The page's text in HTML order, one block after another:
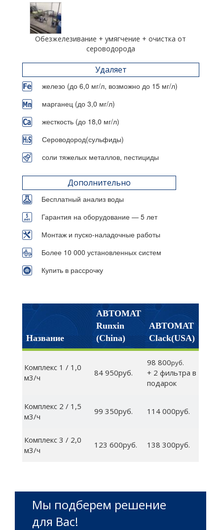
Обезжелезивание + умягчение + очистка от
сероводорода
Удаляет
железо (до 6,0 мг/л, возможно до 15 мг/л)
марганец (до 3,0 мг/л)
жесткость (до 18,0 мг/л)
Сероводород(сульфиды)
соли тяжелых металлов, пестициды
Дополнительно
Бесплатный анализ воды
Гарантия на оборудование — 5 лет
Монтаж и пуско-наладочные работы
Более 10 000 установленных систем
Купить в рассрочку
Название
АВТОМАТ
Runxin
(China)
АВТОМАТ
Clack(USA)
Комплекс 1 / 1,0
м3/ч
84 950руб.
98 800руб.
+ 2 фильтра в
подарок
Комплекс 2 / 1,5
м3/ч
99 350руб. 114 000руб.
Комплекс 3 / 2,0
м3/ч
123 600руб. 138 300руб.
Мы подберем решение
для Вас!